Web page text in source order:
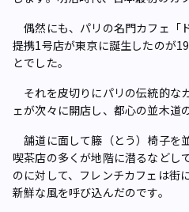
偶然にも、パリの名門カフェ「
提携1号店が東京に誕生したのが
とでした。
それを皮切りにパリの伝統的な
ェが次々に開店し、都心の並木道
舗道に面して籐（とう）椅子を
喫茶店の多くが地階に潜るなどし
のに対して、フレンチカフェは街
新鮮な風を呼び込んだのです。